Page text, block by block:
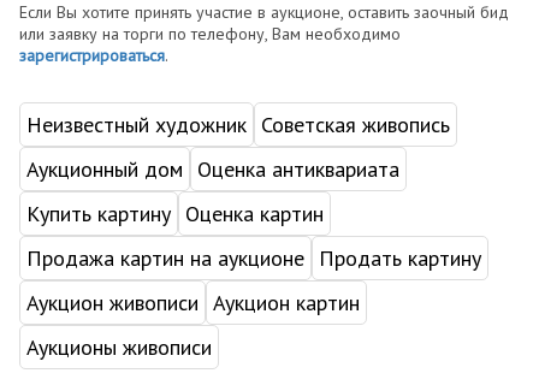
Если Вы хотите принять участие в аукционе, оставить заочный бид
или заявку на торги по телефону, Вам необходимо
зарегистрироваться.
Неизвестный художник Советская живопись
Аукционный дом
Оценка антиквариата
Купить картину Оценка картин
Продажа картин на аукционе
Продать картину
Аукцион живописи Аукцион картин
Аукционы живописи